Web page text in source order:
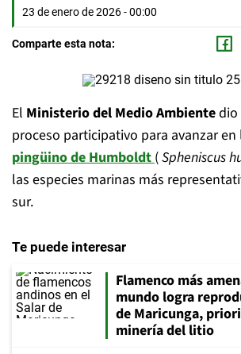
23 de enero de 2026 - 00:00
Comparte esta nota:
El Ministerio del Medio Ambientedio
proceso participativo para avanzar
pingüino de Humboldt(Spheniscus
las especies marinas más
sur.
Te puede interesar
Flamenco más
mundo logra
de Maricunga,
minería del litio